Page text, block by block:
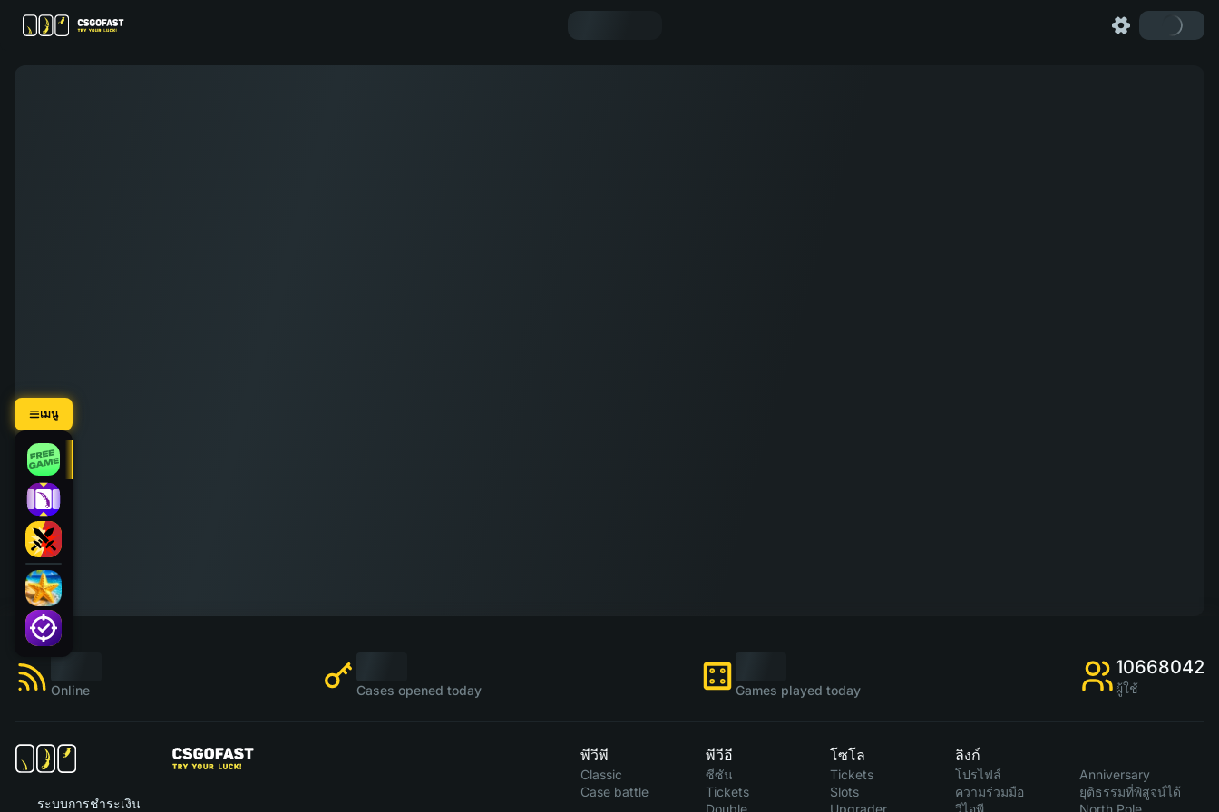
เมนู
Online Cases opened today Games played today
10668042
ผู้ใช้
ระบบการชำระเงิน
พีวีพี
Classic
Case battle
พีวีอี
ซีซัน
Tickets
Double
โซโล
Tickets
Slots
Upgrader
ลิงก์
โปรไฟล์
ความร่วมมือ
วีไอพี
Anniversary
ยุติธรรมที่พิสูจน์ได้
North Pole